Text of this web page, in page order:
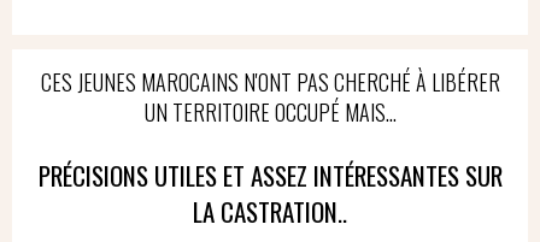
CES JEUNES MAROCAINS N'ONT PAS CHERCHÉ À LIBÉRER
UN TERRITOIRE OCCUPÉ MAIS...
PRÉCISIONS UTILES ET ASSEZ INTÉRESSANTES SUR
LA CASTRATION..